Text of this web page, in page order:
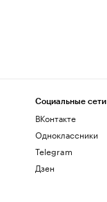
Социальные сети
ВКонтакте
Одноклассники
Telegram
Дзен